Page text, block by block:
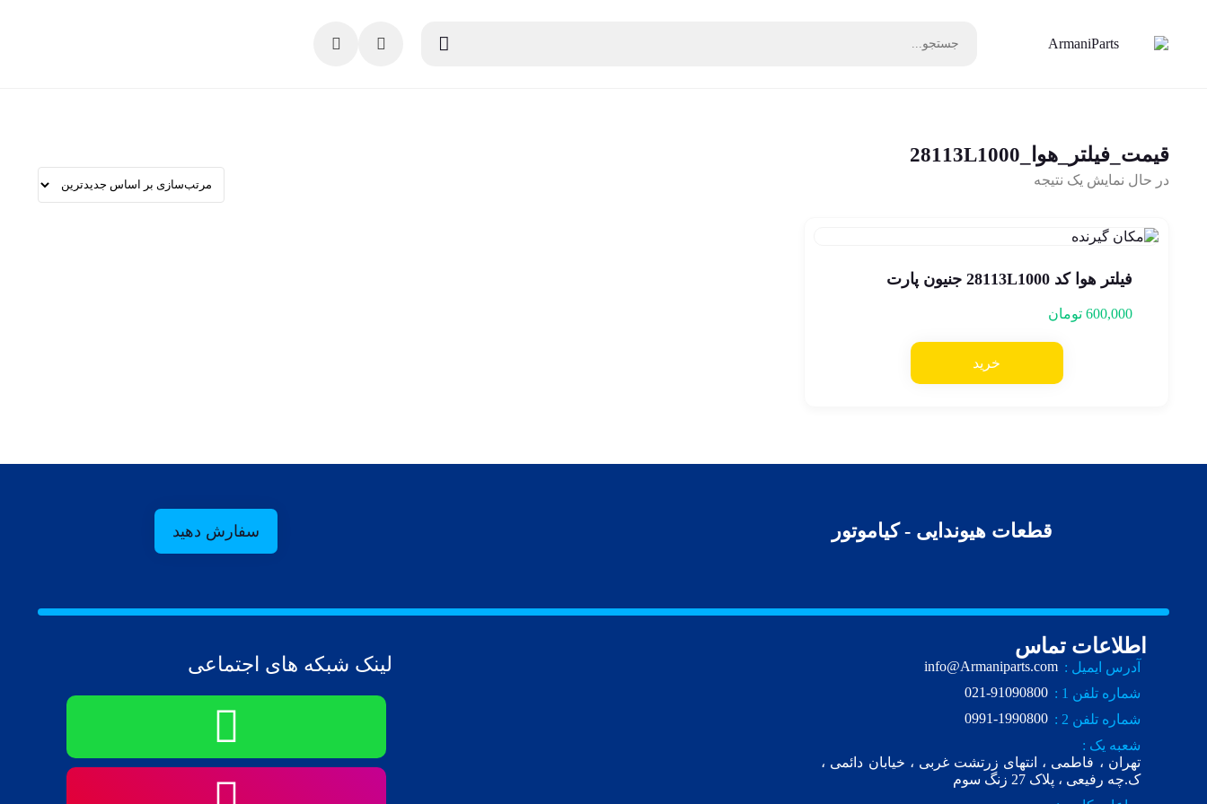
قیمت_فیلتر_هوا_28113L1000
در حال نمایش یک نتیجه
فیلتر هوا کد 28113L1000 جنیون پارت
600,000 تومان
خرید
قطعات هیوندایی - کیاموتور سفارش دهید
اطلاعات تماس
آدرس ایمیل : info@Armaniparts.com
شماره تلفن 1 :
021-91090800
شماره تلفن 2 :
0991-1990800
شعبه یک :
تهران ، فاطمی ، انتهای زرتشت غربی ، خیابان دائمی ،
ک.چه رفیعی ، پلاک 27 زنگ سوم
لینک شبکه های اجتماعی